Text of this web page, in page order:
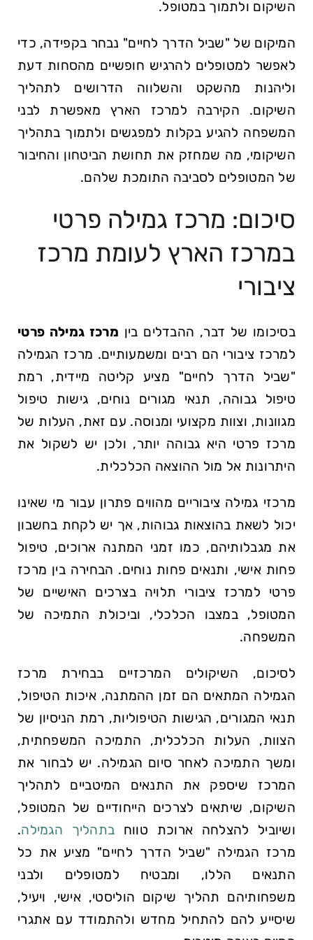
השיקום ולתמוך במטופל.
המיקום של "שביל הדרך לחיים" נבחר בקפידה, כדי
לאפשר למטופלים להרגיש חופשיים מהסחות דעת
וליהנות מהשקט והשלווה הדרושים לתהליך
השיקום. הקירבה למרכז הארץ מאפשרת לבני
המשפחה להגיע בקלות למפגשים ולתמוך בתהליך
השיקומי, מה שמחזק את תחושת הביטחון והחיבור
של המטופלים לסביבה התומכת שלהם.
סיכום: מרכז גמילה פרטי
במרכז הארץ לעומת מרכז
ציבורי
בסיכומו של דבר, ההבדלים בין מרכז גמילה פרטי
למרכז ציבורי הם רבים ומשמעותיים. מרכז הגמילה
"שביל הדרך לחיים" מציע קליטה מיידית, רמת
טיפול גבוהה, תנאי מגורים נוחים, גישות טיפול
מגוונות, וצוות מקצועי ומנוסה. עם זאת, העלות של
מרכז פרטי היא גבוהה יותר, ולכן יש לשקול את
היתרונות אל מול ההוצאה הכלכלית.
מרכזי גמילה ציבוריים מהווים פתרון עבור מי שאינו
יכול לשאת בהוצאות גבוהות, אך יש לקחת בחשבון
את מגבלותיהם, כמו זמני המתנה ארוכים, טיפול
פחות אישי, ותנאים פחות נוחים. הבחירה בין מרכז
פרטי למרכז ציבורי תלויה בצרכים האישיים של
המטופל, במצבו הכלכלי, וביכולת התמיכה של
המשפחה.
לסיכום, השיקולים המרכזיים בבחירת מרכז
הגמילה המתאים הם זמן ההמתנה, איכות הטיפול,
תנאי המגורים, הגישות הטיפוליות, רמת הניסיון של
הצוות, העלות הכלכלית, התמיכה המשפחתית,
ומשך התמיכה לאחר סיום הגמילה. יש לבחור את
המרכז שיספק את התנאים המיטביים לתהליך
השיקום, שיתאים לצרכים הייחודיים של המטופל,
ושיוביל להצלחה ארוכת טווח בתהליך הגמילה.
מרכז הגמילה "שביל הדרך לחיים" מציע את כל
התנאים הללו, ומבטיח למטופלים ולבני
משפחותיהם תהליך שיקום הוליסטי, אישי, ויעיל,
שיסייע להם להתחיל מחדש ולהתמודד עם אתגרי